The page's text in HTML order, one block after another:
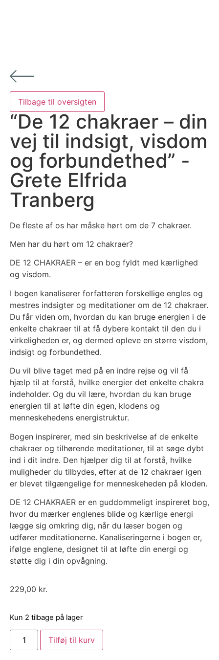
“De 12 chakraer – din
vej til indsigt, visdom
og forbundethed” -
Grete Elfrida
Tranberg
De fleste af os har måske hørt om de 7 chakraer.
Men har du hørt om 12 chakraer?
DE 12 CHAKRAER – er en bog fyldt med kærlighed
og visdom.
I bogen kanaliserer forfatteren forskellige engles og
mestres indsigter og meditationer om de 12 chakraer.
Du får viden om, hvordan du kan bruge energien i de
enkelte chakraer til at få dybere kontakt til den du i
virkeligheden er, og dermed opleve en større visdom,
indsigt og forbundethed.
Du vil blive taget med på en indre rejse og vil få
hjælp til at forstå, hvilke energier det enkelte chakra
indeholder. Og du vil lære, hvordan du kan bruge
energien til at løfte din egen, klodens og
menneskehedens energistruktur.
Bogen inspirerer, med sin beskrivelse af de enkelte
chakraer og tilhørende meditationer, til at søge dybt
ind i dit indre. Den hjælper dig til at forstå, hvilke
muligheder du tilbydes, efter at de 12 chakraer igen
er blevet tilgængelige for menneskeheden på kloden.
DE 12 CHAKRAER er en guddommeligt inspireret bog,
hvor du mærker englenes blide og kærlige energi
lægge sig omkring dig, når du læser bogen og
udfører meditationerne. Kanaliseringerne i bogen er,
ifølge englene, designet til at løfte din energi og
støtte dig i din opvågning.
229,00 kr.
Kun 2 tilbage på lager
Tilføj til kurv